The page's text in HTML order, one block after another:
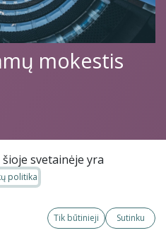
mokestis
Daugiau
informacijos
svetainėje yra
politika
Tik būtinieji Sutinku